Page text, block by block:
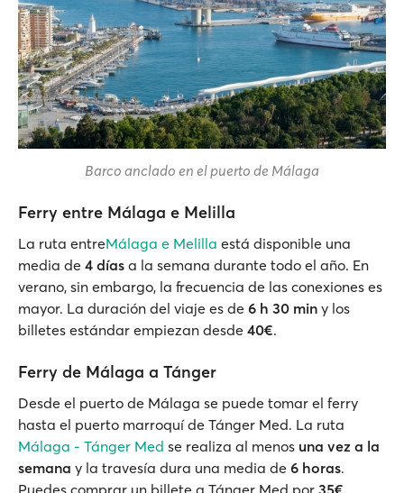
Barco anclado en el puerto de Málaga
Ferry entre Málaga e Melilla
La ruta entreMálaga e Melilla está disponible una
media de 4 días a la semana durante todo el año. En
verano, sin embargo, la frecuencia de las conexiones es
mayor. La duración del viaje es de 6 h 30 min y los
billetes estándar empiezan desde 40€.
Ferry de Málaga a Tánger
Desde el puerto de Málaga se puede tomar el ferry
hasta el puerto marroquí de Tánger Med. La ruta
Málaga - Tánger Med se realiza al menos una vez a la
semana y la travesía dura una media de 6 horas.
Puedes comprar un billete a Tánger Med por 35€.